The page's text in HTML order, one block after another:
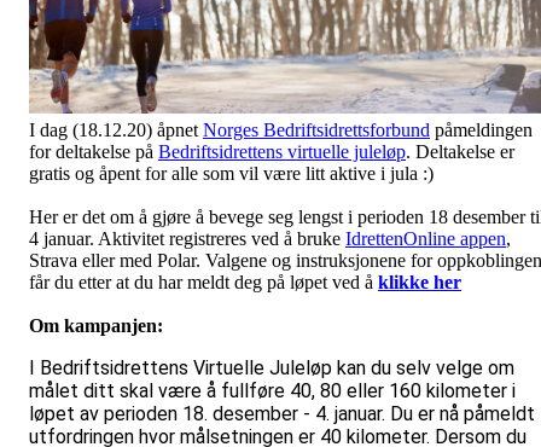
I dag (18.12.20) åpnetNorges Bedriftsidrettsforbund påmeldingen
for deltakelse på Bedriftsidrettens virtuelle juleløp. Deltakelse er
gratis og åpent for alle som vil være litt aktive i jula :)
Her er det om å gjøre å bevege seg lengst i perioden 18 desember
4 januar. Aktivitet registreres ved å bruke IdrettenOnline appen,
Strava eller med Polar. Valgene og instruksjonene for oppkoblingen
får du etter at du har meldt deg på løpet ved å klikke her
Om kampanjen:
I Bedriftsidrettens Virtuelle Juleløp kan du selv velge om
målet ditt skal være å fullføre 40, 80 eller 160 kilometer i
løpet av perioden 18. desember - 4. januar. Du er nå påmeldt
utfordringen hvor målsetningen er 40 kilometer. Dersom du